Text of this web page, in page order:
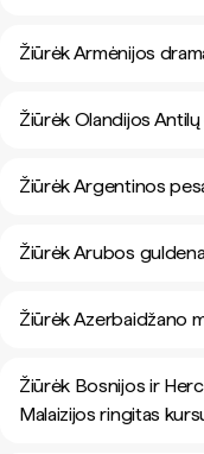
Žiūrėk Armėnijos
Žiūrėk Olandijos
Žiūrėk Argentinos
Žiūrėk Arubos
Žiūrėk Azerbaidžano
Žiūrėk Bosnijos ir
Malaizijos ringitas